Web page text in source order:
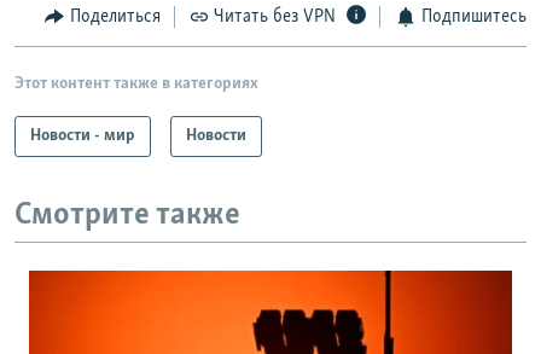
Поделиться Читать без VPN Подпишитесь
Этот контент также в категориях
Новости - мир Новости
Смотрите также